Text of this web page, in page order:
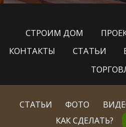
СТРОИМ ДОМ
КОНТАКТЫ
СТАТЬИ
СТАТЬИ ФОТО
КАК СДЕЛАТЬ?